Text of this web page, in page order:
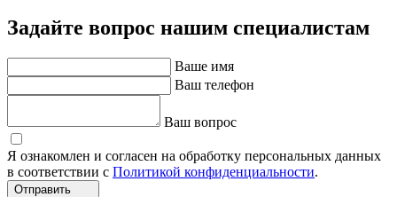
Задайте вопрос нашим специалистам
Ваше имя
Ваш телефон
Ваш вопрос
Я ознакомлен и согласен на обработку персональных данных
в соответствии с Политикой конфиденциальности.
Отправить